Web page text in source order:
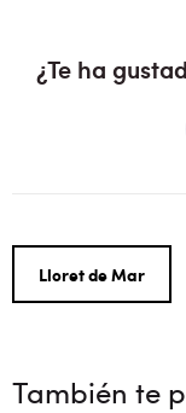
¿Te ha
Lloret de Mar
También te